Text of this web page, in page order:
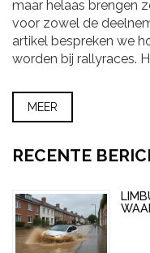
maar helaas brengen
voor zowel de
artikel bespreken we
worden bij rallyraces.
waarbij toeschouwers
om te beseffen dat de
waarborgen, maar het
ook zelf hun
op een veilige
MEER
RECENTE